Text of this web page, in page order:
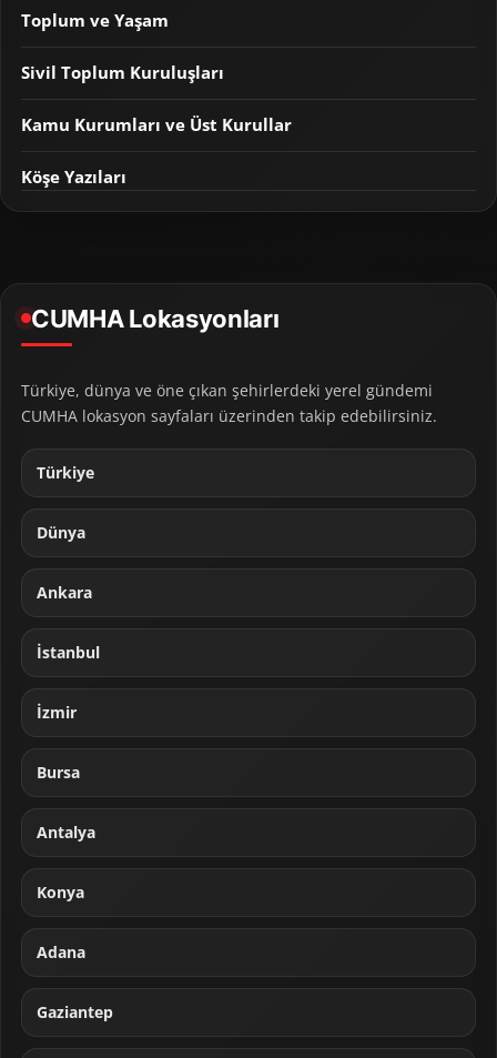
Toplum ve Yaşam
Sivil Toplum Kuruluşları
Kamu Kurumları ve Üst Kurullar
Köşe Yazıları
CUMHA Lokasyonları
Türkiye, dünya ve öne çıkan şehirlerdeki yerel gündemi
CUMHA lokasyon sayfaları üzerinden takip edebilirsiniz.
Türkiye
Dünya
Ankara
İstanbul
İzmir
Bursa
Antalya
Konya
Adana
Gaziantep